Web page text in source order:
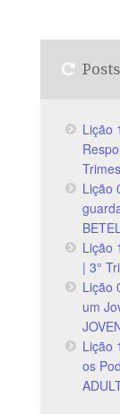
Lição
Lição
BETEL
Lição
| 3°
Lição
um
Lição
os